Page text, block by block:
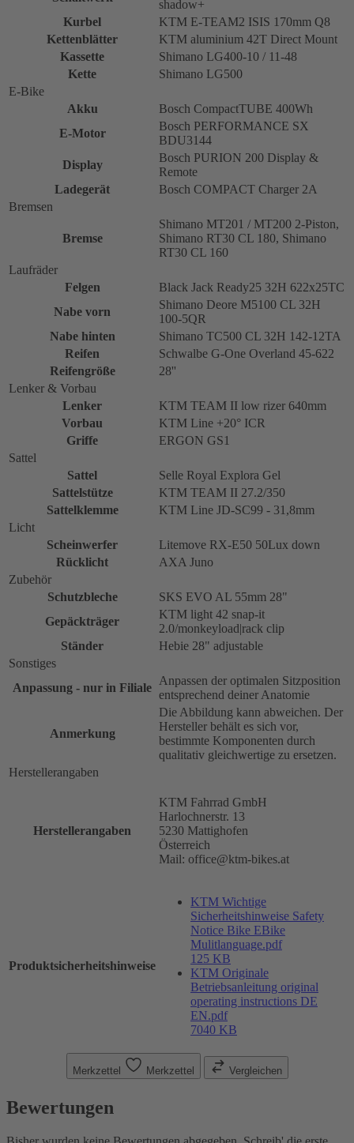
shadow+
Kurbel
KTM E-TEAM2 ISIS 170mm Q8
Kettenblätter
KTM aluminium 42T Direct Mount
Kassette
Shimano LG400-10 / 11-48
Kette
Shimano LG500
E-Bike
Akku
Bosch CompactTUBE 400Wh
E-Motor
Bosch PERFORMANCE SX
BDU3144
Display
Bosch PURION 200 Display &
Remote
Ladegerät
Bosch COMPACT Charger 2A
Bremsen
Bremse
Shimano MT201 / MT200 2-Piston,
Shimano RT30 CL 180, Shimano
RT30 CL 160
Laufräder
Felgen
Black Jack Ready25 32H 622x25TC
Nabe vorn
Shimano Deore M5100 CL 32H
100-5QR
Nabe hinten
Shimano TC500 CL 32H 142-12TA
Reifen
Schwalbe G-One Overland 45-622
Reifengröße
28''
Lenker & Vorbau
Lenker
KTM TEAM II low rizer 640mm
Vorbau
KTM Line +20° ICR
Griffe
ERGON GS1
Sattel
Sattel
Selle Royal Explora Gel
Sattelstütze
KTM TEAM II 27.2/350
Sattelklemme
KTM Line JD-SC99 - 31,8mm
Licht
Scheinwerfer
Litemove RX-E50 50Lux down
Rücklicht
AXA Juno
Zubehör
Schutzbleche
SKS EVO AL 55mm 28"
Gepäckträger
KTM light 42 snap-it
2.0/monkeyload|rack clip
Ständer
Hebie 28" adjustable
Sonstiges
Anpassung - nur in Filiale
Anpassen der optimalen Sitzposition
entsprechend deiner Anatomie
Anmerkung
Die Abbildung kann abweichen. Der
Hersteller behält es sich vor,
bestimmte Komponenten durch
qualitativ gleichwertige zu ersetzen.
Herstellerangaben
Herstellerangaben
KTM Fahrrad GmbH
Harlochnerstr. 13
5230 Mattighofen
Österreich
Mail: office@ktm-bikes.at
Produktsicherheitshinweise
KTM Wichtige
Sicherheitshinweise Safety
Notice Bike EBike
Mulitlanguage.pdf
125 KB
KTM Originale
Betriebsanleitung original
operating instructions DE
EN.pdf
7040 KB
Merkzettel Merkzettel Vergleichen
Bewertungen